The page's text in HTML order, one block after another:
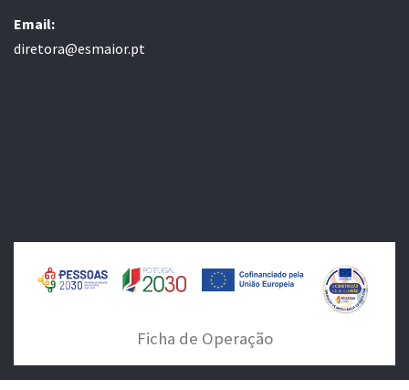
Email:
diretora@esmaior.pt
Ficha de Operação